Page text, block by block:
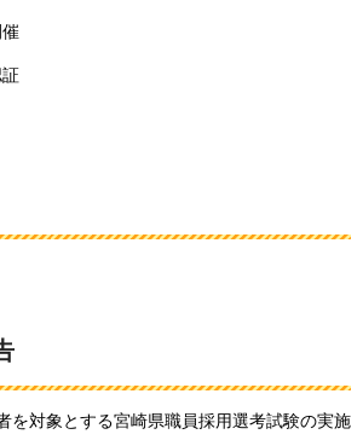
を対象とする宮崎県職員採用選考試験の実施